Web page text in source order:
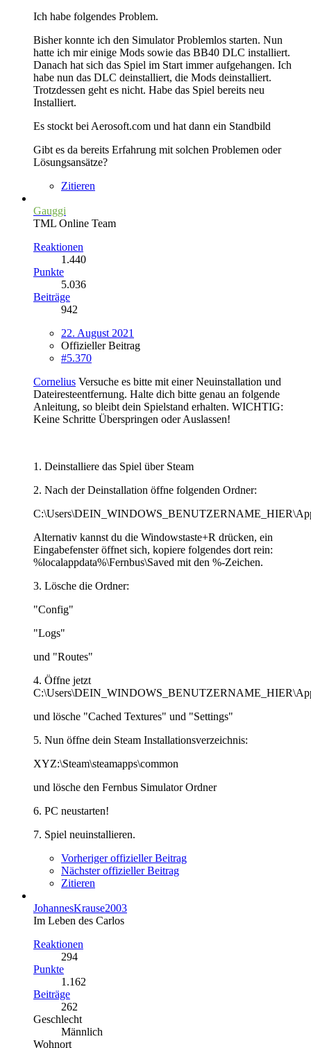
Ich habe folgendes Problem.
Bisher konnte ich den Simulator Problemlos starten. Nun
hatte ich mir einige Mods sowie das BB40 DLC installiert.
Danach hat sich das Spiel im Start immer aufgehangen. Ich
habe nun das DLC deinstalliert, die Mods deinstalliert.
Trotzdessen geht es nicht. Habe das Spiel bereits neu
Installiert.
Es stockt bei Aerosoft.com und hat dann ein Standbild
Gibt es da bereits Erfahrung mit solchen Problemen oder
Lösungsansätze?
Zitieren
Gauggi
TML Online Team
Reaktionen
1.440
Punkte
5.036
Beiträge
942
22. August 2021
Offizieller Beitrag
#5.370
Cornelius Versuche es bitte mit einer Neuinstallation und
Dateiresteentfernung. Halte dich bitte genau an folgende
Anleitung, so bleibt dein Spielstand erhalten. WICHTIG:
Keine Schritte Überspringen oder Auslassen!
1. Deinstalliere das Spiel über Steam
2. Nach der Deinstallation öffne folgenden Ordner:
Alternativ kannst du die Windowstaste+R drücken, ein
Eingabefenster öffnet sich, kopiere folgendes dort rein:
%localappdata%\Fernbus\Saved mit den %-Zeichen.
3. Lösche die Ordner:
"Config"
"Logs"
und "Routes"
4. Öffne jetzt
und lösche "Cached Textures" und "Settings"
5. Nun öffne dein Steam Installationsverzeichnis:
XYZ:\Steam\steamapps\common
und lösche den Fernbus Simulator Ordner
6. PC neustarten!
7. Spiel neuinstallieren.
Vorheriger offizieller Beitrag
Nächster offizieller Beitrag
Zitieren
JohannesKrause2003
Im Leben des Carlos
Reaktionen
294
Punkte
1.162
Beiträge
262
Geschlecht
Männlich
Wohnort